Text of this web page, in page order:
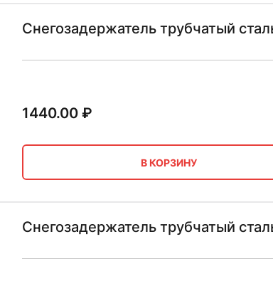
Снегозадержатель трубчатый
1440.00₽
В КОРЗИНУ
Снегозадержатель трубчатый